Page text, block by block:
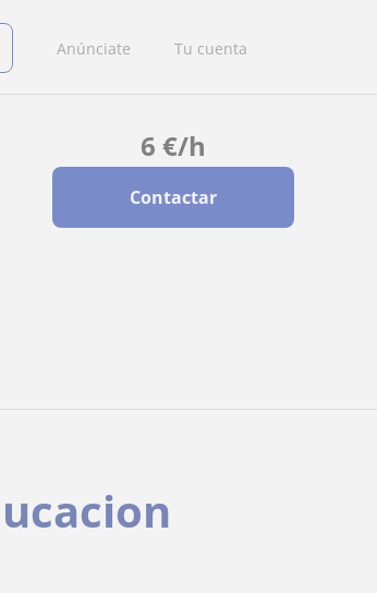
Anúnciate Tu cuenta
6 €/h
Contactar